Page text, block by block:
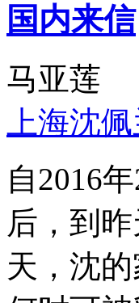
国内来信
马亚莲
上海沈
自2016
后，到
天，沈